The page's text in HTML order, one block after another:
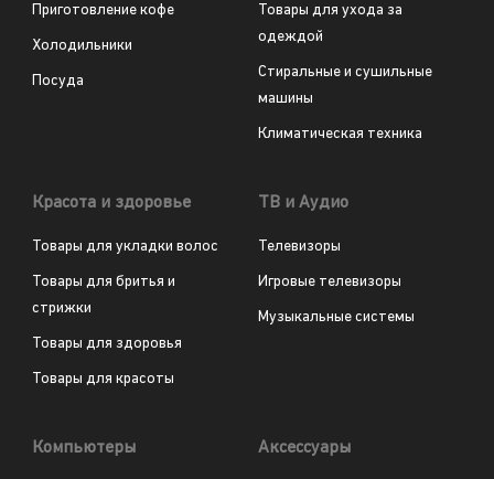
Приготовление кофе
Холодильники
Посуда
Товары для ухода за
одеждой
Стиральные и сушильные
машины
Климатическая техника
Красота и здоровье
Товары для укладки волос
Товары для бритья и
стрижки
Товары для здоровья
Товары для красоты
ТВ и Аудио
Телевизоры
Игровые телевизоры
Музыкальные системы
Компьютеры Аксессуары